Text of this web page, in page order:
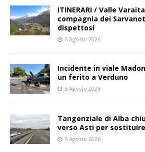
ITINERARI / Valle
compagnia dei
dispettosi
5 Agosto 2026
Incidente in viale
un ferito a Verduno
5 Agosto 2026
Tangenziale di Alba
verso Asti per
5 Agosto 2026